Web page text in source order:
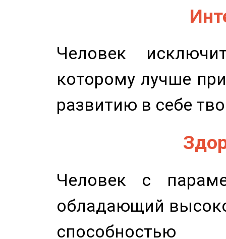
Человек
которому лучше
развитию в себе
Человек с
обладающий